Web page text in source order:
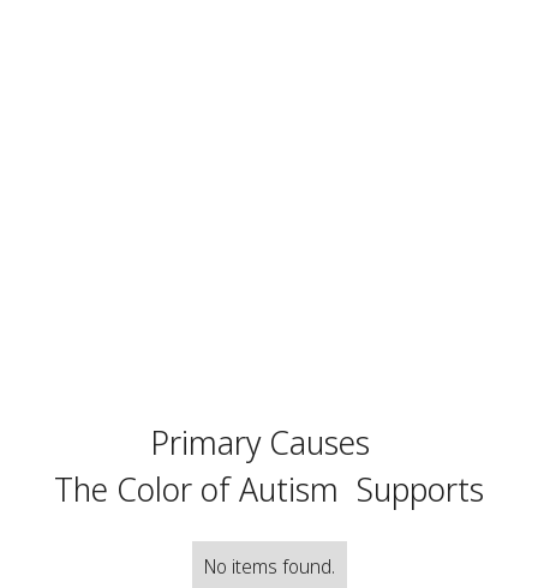
Primary Causes
The Color of Autism Supports
No items found.